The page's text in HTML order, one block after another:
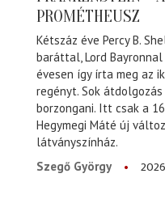
PROMÉTHEUSZ
Kétszáz éve Percy B.
baráttal, Lord
évesen így írta meg az
regényt. Sok
borzongani. Itt csak a
Hegymegi Máté új
látványszínház.
Szegő György